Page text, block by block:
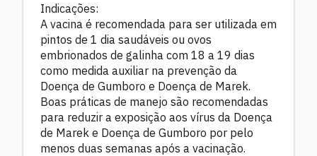
Indicações:
A vacina é recomendada para ser utilizada em
pintos de 1 dia saudáveis ou ovos
embrionados de galinha com 18 a 19 dias
como medida auxiliar na prevenção da
Doença de Gumboro e Doença de Marek.
Boas práticas de manejo são recomendadas
para reduzir a exposição aos vírus da Doença
de Marek e Doença de Gumboro por pelo
menos duas semanas após a vacinação.